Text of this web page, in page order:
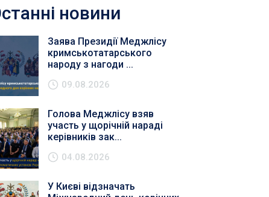
новини
Заява Президії Меджлісу
кримськотатарського
народу з нагоди ...
09.08.2026
Голова Меджлісу взяв
участь у щорічній нараді
керівників зак...
04.08.2026
У Києві відзначать